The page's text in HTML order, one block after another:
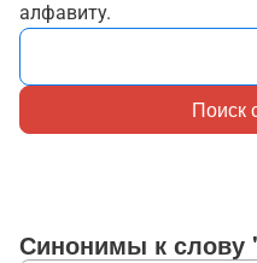
алфавиту.
Поиск
Синонимы к слову